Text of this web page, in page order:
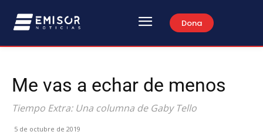
Dona
Me vas a echar de menos
Tiempo Extra: Una columna de Gaby Tello
5 de octubre de 2019